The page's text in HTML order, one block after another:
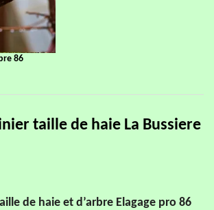
86
taille de haie La Bussiere
de haie et d’arbre Elagage pro 86